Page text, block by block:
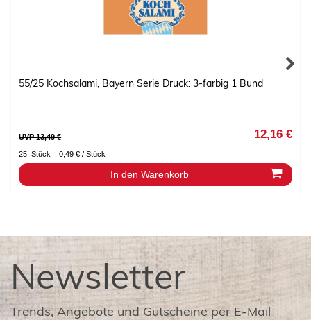
55/25 Kochsalami, Bayern Serie Druck: 3-farbig 1 Bund
UVP 13,49 € 12,16 €
25 Stück | 0,49 € / Stück
In den Warenkorb
Newsletter
Trends, Angebote und Gutscheine per E-Mail